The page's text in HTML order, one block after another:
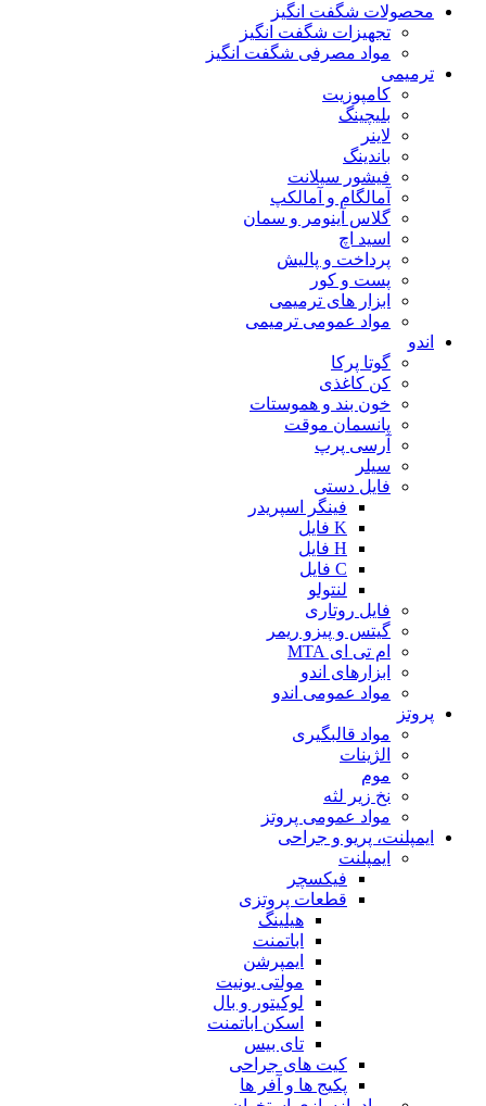
محصولات شگفت انگیز
تجهیزات شگفت انگیز
مواد مصرفی شگفت انگیز
ترمیمی
کامپوزیت
بلیچینگ
لاینر
باندینگ
فیشور سیلانت
آمالگام و آمالکپ
گلاس آینومر و سمان
اسید اچ
پرداخت و پالیش
پست و کور
ابزار های ترمیمی
مواد عمومی ترمیمی
اندو
گوتا پرکا
کن کاغذی
خون بند و هموستات
پانسمان موقت
آرسی پرپ
سیلر
فایل دستی
فینگر اسپریدر
K فایل
H فایل
C فایل
لنتولو
فایل روتاری
گیتس و پیزو ریمر
ام تی ای MTA
ابزارهای اندو
مواد عمومی اندو
پروتز
مواد قالبگیری
الژینات
موم
نخ زیر لثه
مواد عمومی پروتز
ایمپلنت، پریو و جراحی
ایمپلنت
فیکسچر
قطعات پروتزی
هیلینگ
اباتمنت
ایمپرشن
مولتی یونیت
لوکیتور و بال
اسکن اباتمنت
تای بیس
کیت های جراحی
پکیج ها و آفر ها